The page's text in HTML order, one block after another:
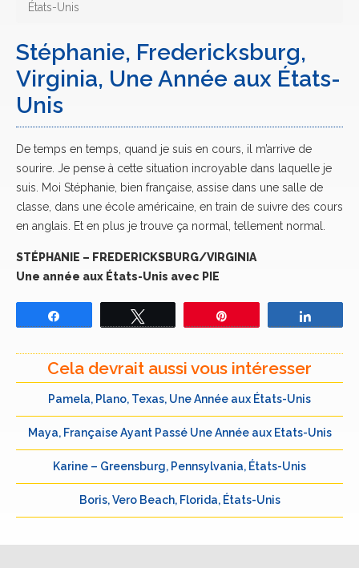
États-Unis
Stéphanie, Fredericksburg,
Virginia, Une Année aux États-
Unis
De temps en temps, quand je suis en cours, il m’arrive de
sourire. Je pense à cette situation incroyable dans laquelle je
suis. Moi Stéphanie, bien française, assise dans une salle de
classe, dans une école américaine, en train de suivre des cours
en anglais. Et en plus je trouve ça normal, tellement normal.
STÉPHANIE – FREDERICKSBURG/VIRGINIA
Une année aux États-Unis avec PIE
Cela devrait aussi vous intéresser
Pamela, Plano, Texas, Une Année aux États-Unis
Maya, Française Ayant Passé Une Année aux Etats-Unis
Karine – Greensburg, Pennsylvania, États-Unis
Boris, Vero Beach, Florida, États-Unis